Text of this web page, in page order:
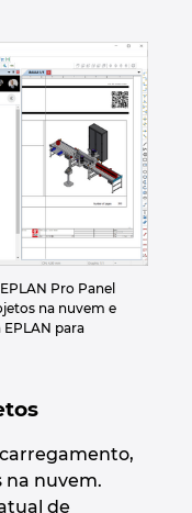
Pro Panel
na nuvem e
para
na nuvem.
de